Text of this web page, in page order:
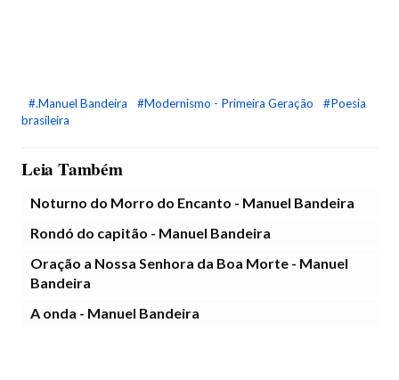
#.Manuel Bandeira #Modernismo - Primeira Geração
#Poesia
brasileira
Leia Também
Noturno do Morro do Encanto - Manuel Bandeira
Rondó do capitão - Manuel Bandeira
Oração a Nossa Senhora da Boa Morte - Manuel
Bandeira
A onda - Manuel Bandeira